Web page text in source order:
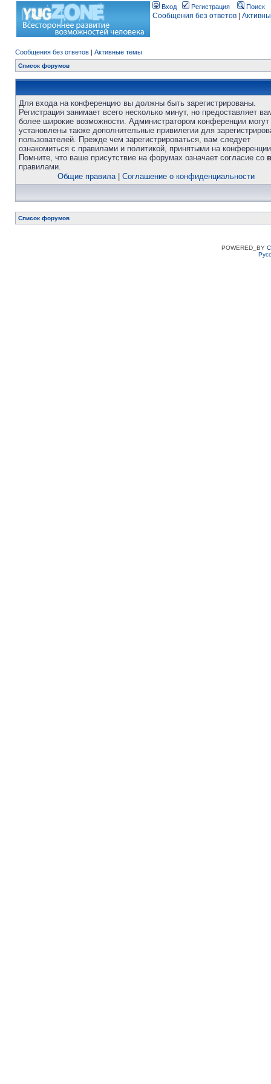
Вход Регистрация Поиск
Сообщения без ответов
Сообщения без ответов | Активные темы
Список форумов
Для входа на конференцию вы должны быть зарегистрированы.
Регистрация занимает всего несколько минут, но предоставляет
более широкие возможности. Администратором конференции
установлены также дополнительные привилегии для
пользователей. Прежде чем зарегистрироваться, вам следует
ознакомиться с правилами и политикой, принятыми на
Помните, что ваше присутствие на форумах означает согласие со
правилами.
Общие правила| Соглашение о конфиденциальности
Список форумов
POWERED_BY